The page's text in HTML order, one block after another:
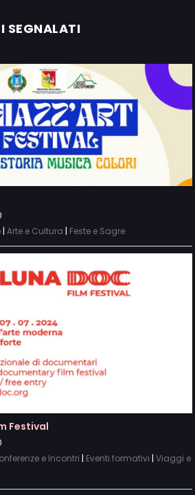
SEGNALATI
| Arte e Cultura | Feste e Sagre
Festival
e Incontri | Eventi formativi | Viaggi e